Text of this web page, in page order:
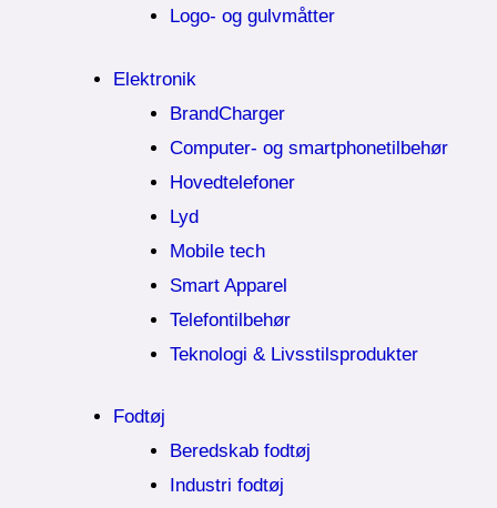
Logo- og gulvmåtter
Elektronik
BrandCharger
Computer- og smartphonetilbehør
Hovedtelefoner
Lyd
Mobile tech
Smart Apparel
Telefontilbehør
Teknologi & Livsstilsprodukter
Fodtøj
Beredskab fodtøj
Industri fodtøj